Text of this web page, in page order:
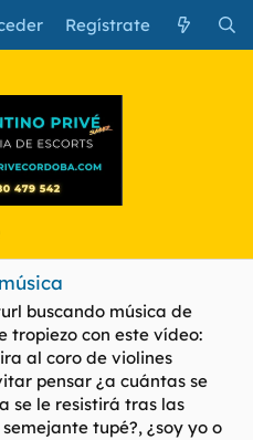
Regístrate
buscando música de
con este vídeo:
al coro de violines
pensar ¿a cuántas se
se le resistirá tras las
tupé?, ¿soy yo o